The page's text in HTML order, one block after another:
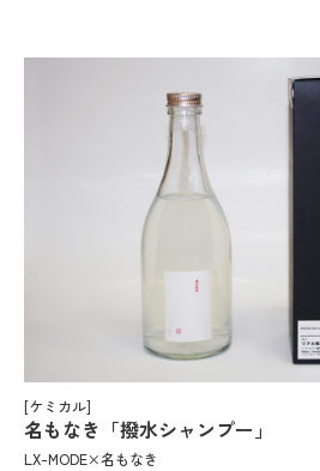
[ケミカル]
名もなき「撥水シャンプー」
LX-MODE×名もなき